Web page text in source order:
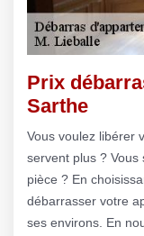
Prix
Sarthe
Vous voulez libérer
servent plus ?
pièce ? En
débarrasser votre
ses environs. En